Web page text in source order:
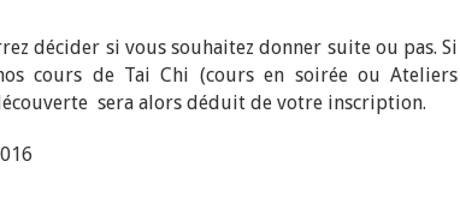
décider si vous souhaitez donner suite ou pas. Si
cours de Tai Chi (cours en soirée ou Ateliers
sera alors déduit de votre inscription.